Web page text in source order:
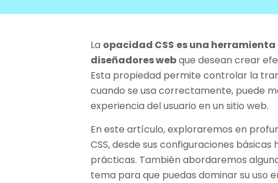
La opacidad CSS es una
diseñadores webque desean crear
Esta propiedad permite controlar la
cuando se usa correctamente, puede
experiencia del usuario en un sitio web.
En este artículo, exploraremos en
CSS, desde sus configuraciones
prácticas. También abordaremos
tema para que puedas dominar su uso